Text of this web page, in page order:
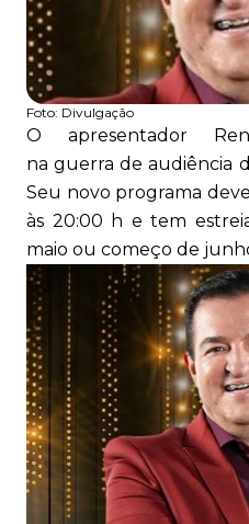
Foto: Divulgação
O apresentador
na guerra de audiência
Seu novo programa
às 20:00 h e tem
maio ou começo de